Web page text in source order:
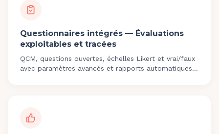
Questionnaires intégrés — Évaluations
exploitables et tracées
QCM, questions ouvertes, échelles Likert et vrai/faux
avec paramètres avancés et rapports automatiques.